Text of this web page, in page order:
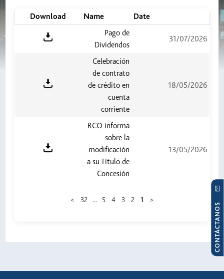
Date
Name
Download
31/07/2026
Pago de
Dividendos
18/05/2026
Celebración
de contrato
de crédito en
cuenta
corriente
13/05/2026
RCO informa
sobre la
modificación
a su Título de
Concesión
<
1
2
3
4
5
...
32
>
CONTÁCTANOS